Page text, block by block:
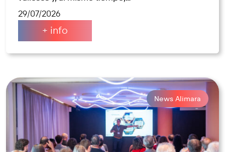
29/07/2026
+ info
News Alimara